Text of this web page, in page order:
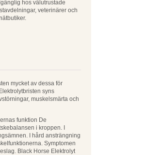
hos välutrustade
veterinärer och
mycket av dessa för
syns
muskelsmärta och
funktion De
i kroppen. I
I hård ansträngning
Symptomen
Black Horse Elektrolyt